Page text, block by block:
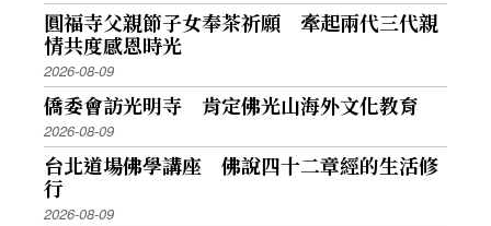
圓福寺父親節子女奉茶祈願 牽起兩代三代親
情共度感恩時光
2026-08-09
僑委會訪光明寺 肯定佛光山海外文化教育
2026-08-09
台北道場佛學講座 佛說四十二章經的生活修
行
2026-08-09